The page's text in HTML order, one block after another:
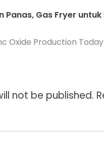
Panas, Gas Fryer untuk
Oxide Production Today
not be published.